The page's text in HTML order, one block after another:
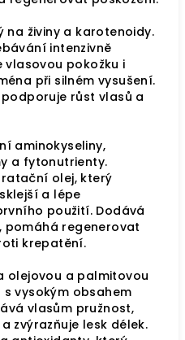
na živiny a karotenoidy.
intenzivně
vlasovou pokožku i
při silném vysušení.
růst vlasů a
aminokyseliny,
a fytonutrienty.
olej, který
a lépe
použití. Dodává
pomáhá regenerovat
krepatění.
olejovou a palmitovou
vysokým obsahem
vlasům pružnost,
zvýrazňuje lesk délek.